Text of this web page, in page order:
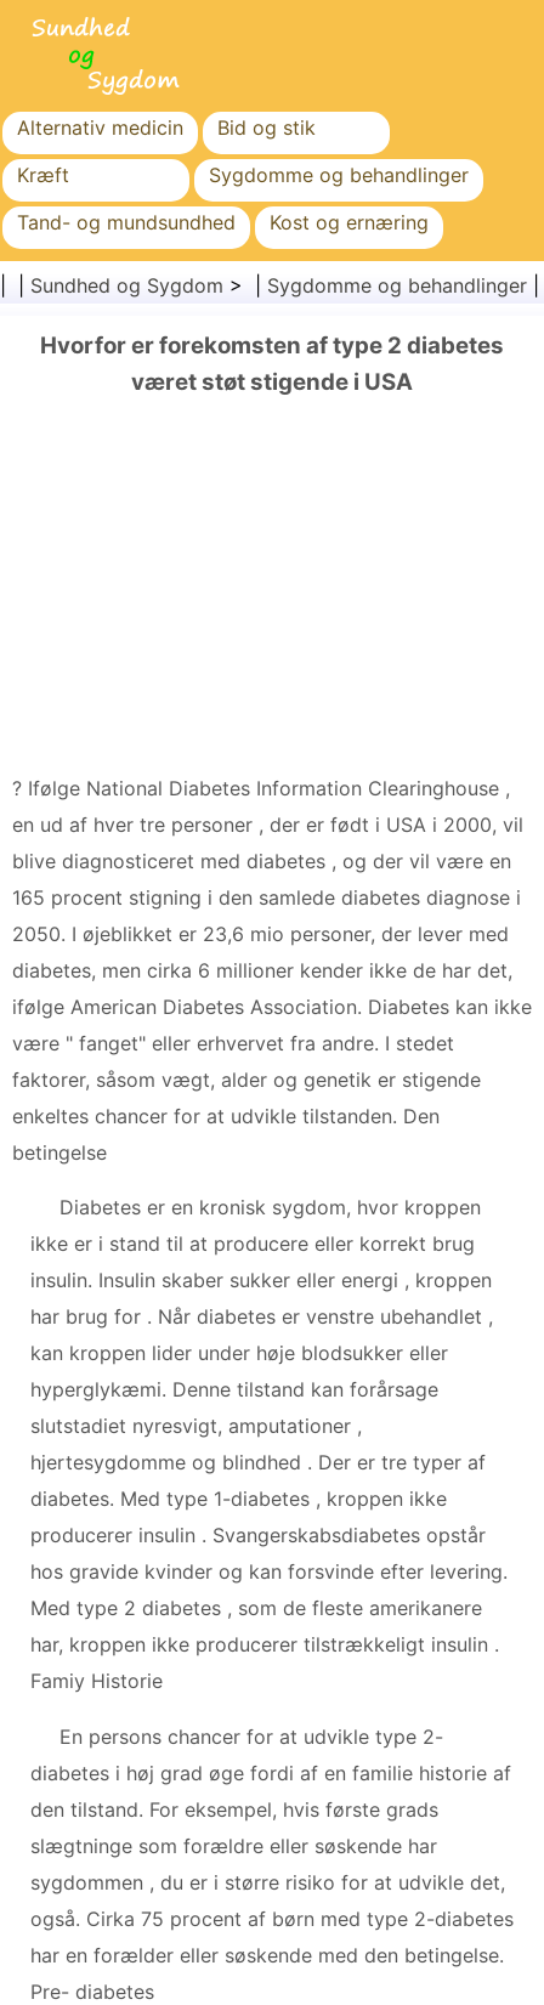
Alternativ medicin
Bid og stik
Kræft
Sygdomme og behandlinger
Tand- og mundsundhed
Kost og ernæring
Familiesundhed
Sundhedssektoren
Sundhed og Sygdom > | Sygdomme og behandlinger
Hvorfor er forekomsten af type 2 diabetes
været støt stigende i USA
? Ifølge National Diabetes Information Clearinghouse ,
en ud af hver tre personer , der er født i USA i 2000, vil
blive diagnosticeret med diabetes , og der vil være en
165 procent stigning i den samlede diabetes diagnose i
2050. I øjeblikket er 23,6 mio personer, der lever med
diabetes, men cirka 6 millioner kender ikke de har det,
ifølge American Diabetes Association. Diabetes kan ikke
være " fanget" eller erhvervet fra andre. I stedet
faktorer, såsom vægt, alder og genetik er stigende
enkeltes chancer for at udvikle tilstanden. Den
betingelse
Diabetes er en kronisk sygdom, hvor kroppen
ikke er i stand til at producere eller korrekt brug
insulin. Insulin skaber sukker eller energi , kroppen
har brug for . Når diabetes er venstre ubehandlet ,
kan kroppen lider under høje blodsukker eller
hyperglykæmi. Denne tilstand kan forårsage
slutstadiet nyresvigt, amputationer ,
hjertesygdomme og blindhed . Der er tre typer af
diabetes. Med type 1-diabetes , kroppen ikke
producerer insulin . Svangerskabsdiabetes opstår
hos gravide kvinder og kan forsvinde efter levering.
Med type 2 diabetes , som de fleste amerikanere
har, kroppen ikke producerer tilstrækkeligt insulin .
Famiy Historie
En persons chancer for at udvikle type 2-
diabetes i høj grad øge fordi af en familie historie af
den tilstand. For eksempel, hvis første grads
slægtninge som forældre eller søskende har
sygdommen , du er i større risiko for at udvikle det,
også. Cirka 75 procent af børn med type 2-diabetes
har en forælder eller søskende med den betingelse.
Pre- diabetes